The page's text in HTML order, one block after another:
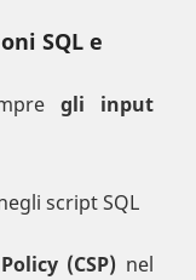
SQL e
gli input
script SQL
(CSP) nel